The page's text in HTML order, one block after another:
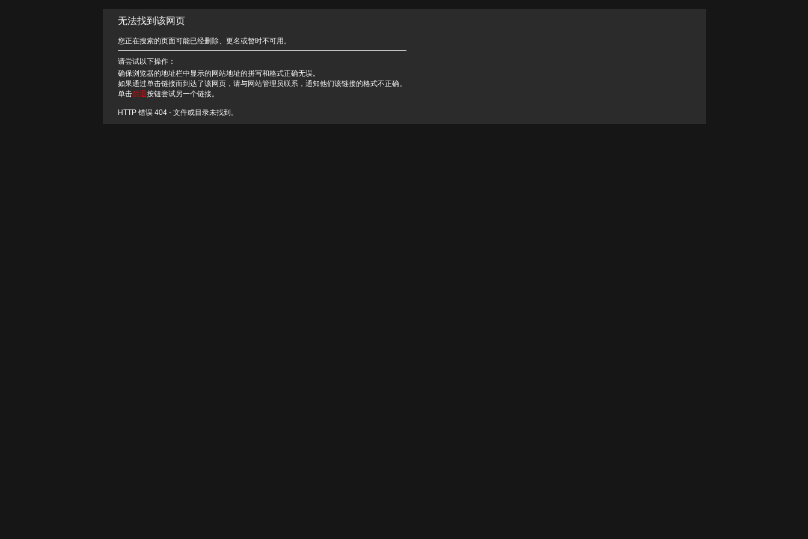
无法找到该网页
您正在搜索的页面可能已经删除、更名或暂时不可用。
请尝试以下操作：
确保浏览器的地址栏中显示的网站地址的拼写和格式正确无误。
如果通过单击链接而到达了该网页，请与网站管理员联系，通知他们该链接的格式不正确。
单击后退按钮尝试另一个链接。
HTTP 错误 404 - 文件或目录未找到。